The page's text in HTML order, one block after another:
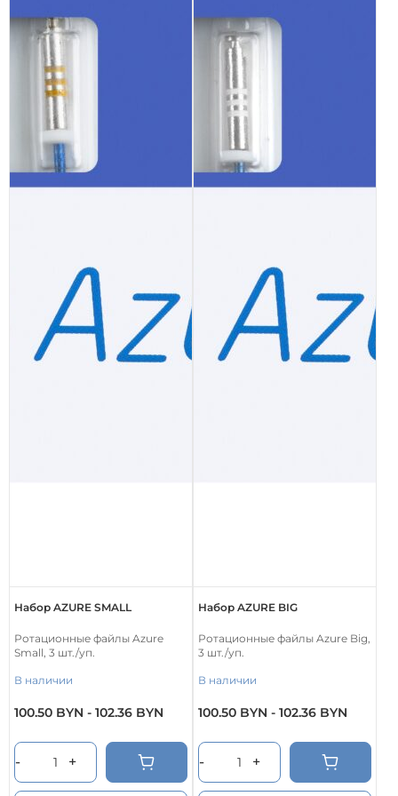
Набор AZURE SMALL
Ротационные файлы Azure
Small, 3 шт./уп.
В наличии
Этот
имеет
несколько
вариаций.
100.50 BYN - 102.36 BYN
- +
Набор AZURE BIG
Ротационные файлы Azure Big,
3 шт./уп.
В наличии
Этот
имеет
несколько
вариаций.
100.50 BYN - 102.36 BYN
- +